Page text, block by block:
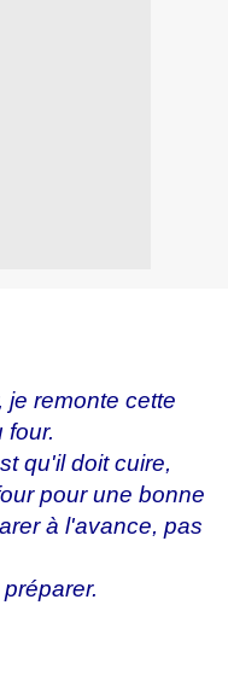
je remonte cette
four.
qu'il doit cuire,
pour une bonne
à l'avance, pas